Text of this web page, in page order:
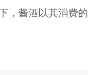
，酱酒以其消费的